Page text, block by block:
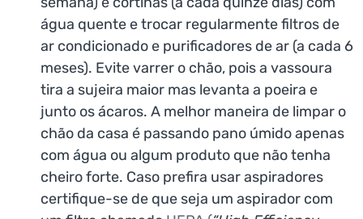
água quente e trocar regularmente filtros de
ar condicionado e purificadores de ar (a cada 6
meses). Evite varrer o chão, pois a vassoura
tira a sujeira maior mas levanta a poeira e
junto os ácaros. A melhor maneira de limpar o
chão da casa é passando pano úmido apenas
com água ou algum produto que não tenha
cheiro forte. Caso prefira usar aspiradores
certifique-se de que seja um aspirador com